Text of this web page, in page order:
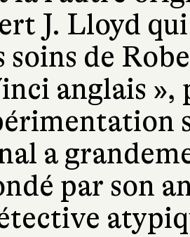
J. Lloyd
soins de
anglais »,
a
par son